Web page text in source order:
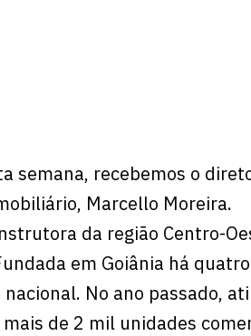
semana, recebemos o
Marcello Moreira.
da região Centro-
em Goiânia há
No ano passado,
de 2 mil unidades